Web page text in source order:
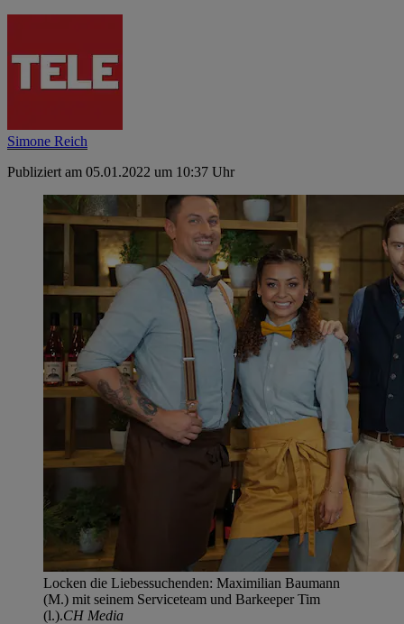
Simone Reich
Publiziert am 05.01.2022 um 10:37 Uhr
Locken die Liebessuchenden: Maximilian Baumann
(M.) mit seinem Serviceteam und Barkeeper Tim
(l.).CH Media